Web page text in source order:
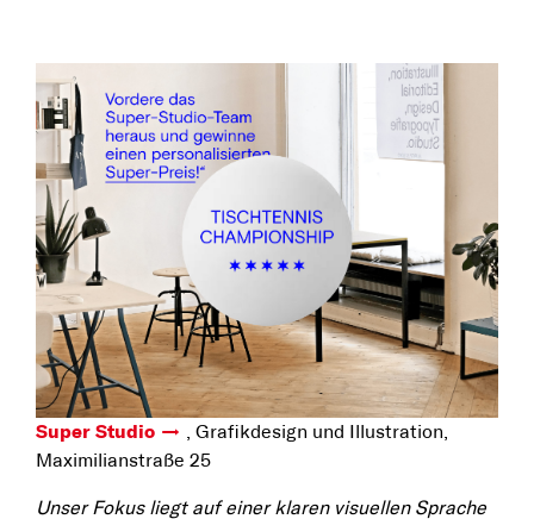
Super Studio
, Grafikdesign und Illustration,
Maximilianstraße 25
Unser Fokus liegt auf einer klaren visuellen Sprache